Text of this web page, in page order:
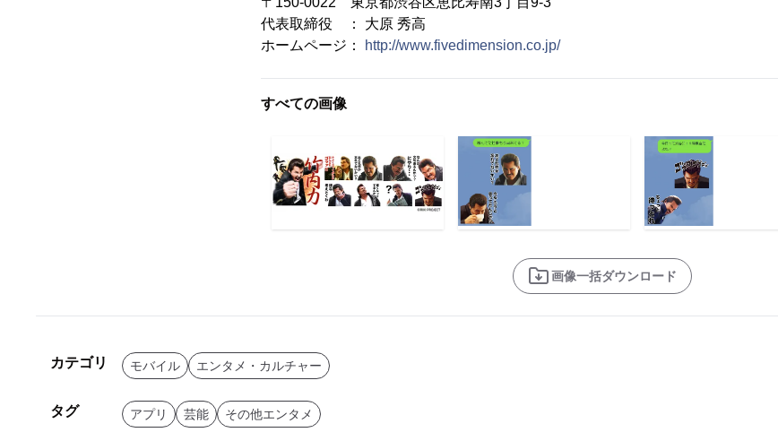
代表取締役 ： 大原 秀高
ホームページ：
http://www.fivedimension.co.jp/
すべての画像
画像一括ダウンロード
カテゴリ モバイル エンタメ・カルチャー
タグ アプリ 芸能 その他エンタメ